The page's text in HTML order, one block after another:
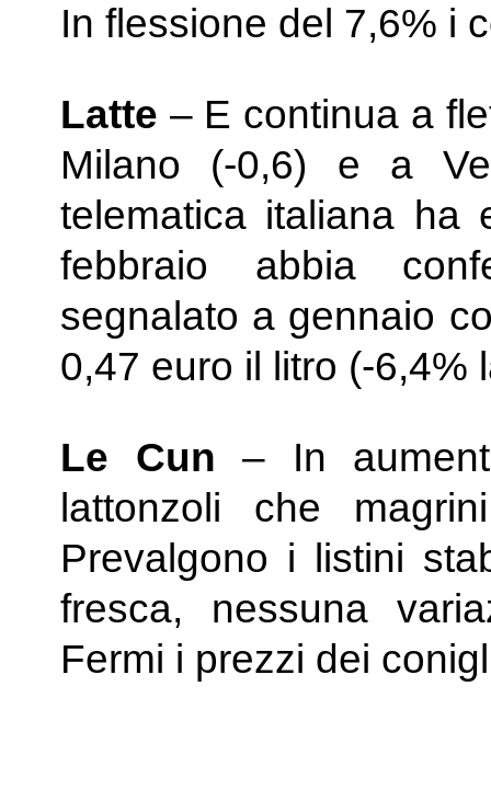
In flessione del 7,6% i
Latte – E continua a
Milano (-0,6) e a
telematica italiana ha
febbraio abbia
segnalato a gennaio
0,47 euro il litro (-6,4%
Le Cun – In
lattonzoli che
Prevalgono i listini
fresca, nessuna
Fermi i prezzi dei